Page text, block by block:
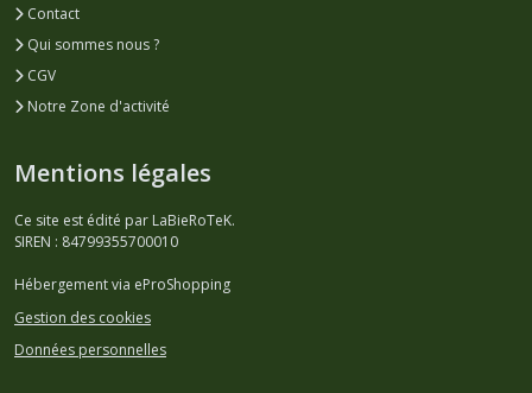
Contact
Qui sommes nous ?
CGV
Notre Zone d'activité
Mentions légales
Ce site est édité par LaBieRoTeK.
SIREN : 84799355700010
Hébergement via eProShopping
Gestion des cookies
Données personnelles